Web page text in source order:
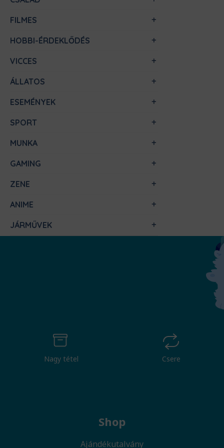
FILMES
HOBBI-ÉRDEKLŐDÉS
VICCES
ÁLLATOS
ESEMÉNYEK
SPORT
MUNKA
GAMING
ZENE
ANIME
JÁRMŰVEK
Nagy tétel Csere
Shop
Ajándékutalvány